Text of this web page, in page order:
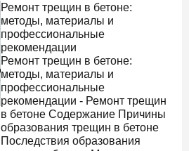
Ремонт трещин в бетоне:
методы, материалы и
профессиональные
рекомендации
Ремонт трещин в бетоне:
методы, материалы и
профессиональные
рекомендации - Ремонт трещин
в бетоне Содержание Причины
образования трещин в бетоне
Последствия образования